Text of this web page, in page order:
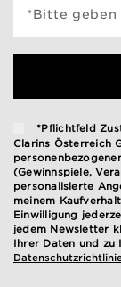
*Bitte geben
*Pflichtfeld
Clarins Österreich
(Gewinnspiele,
personalisierte
meinem
Einwilligung
jedem Newsletter
Ihrer Daten und zu